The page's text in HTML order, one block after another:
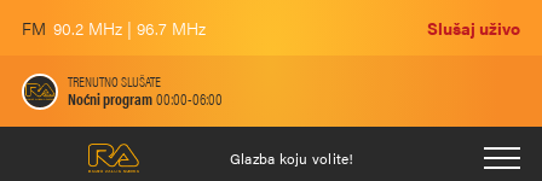
FM 90.2 MHz | 96.7 MHz Slušaj uživo
TRENUTNO SLUŠATE
Noćni program00:00-06:00
Glazba koju volite!